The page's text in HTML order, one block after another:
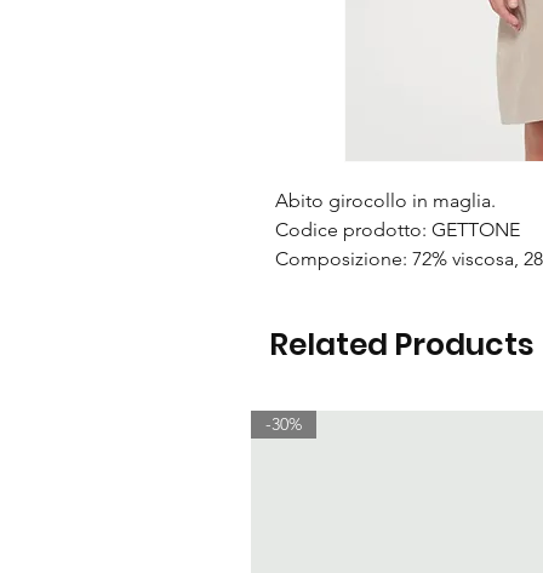
Abito girocollo in maglia.
Codice prodotto: GETTONE
Composizione: 72% viscosa,
Related Products
-30%